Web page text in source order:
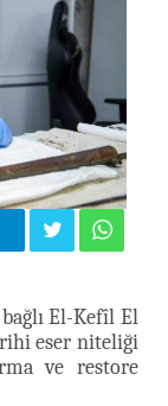
El-Kefîl El
eser niteliği
ve restore